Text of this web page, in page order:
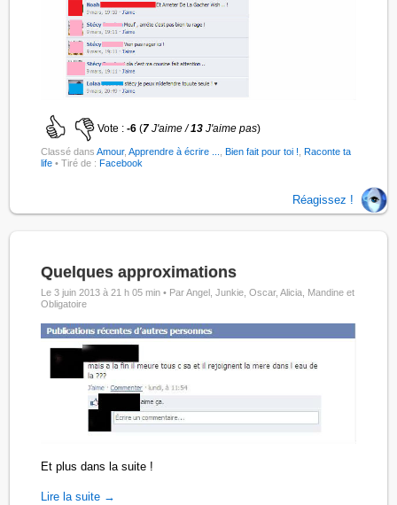
Vote :-6 (7J'aime /13 J'aime pas)
Classé dansAmour,Apprendre à écrire ... ,Bien fait pour toi ! ,Raconte ta
life • Tiré de :Facebook
Réagissez !
Quelques approximations
Le 3 juin 2013 à 21 h 05 min • Par Angel, Junkie, Oscar, Alicia, Mandine et
Obligatoire
Et plus dans la suite !
Lire la suite →